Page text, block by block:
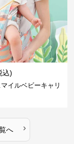
込)
イルベビーキャリ
へ ›